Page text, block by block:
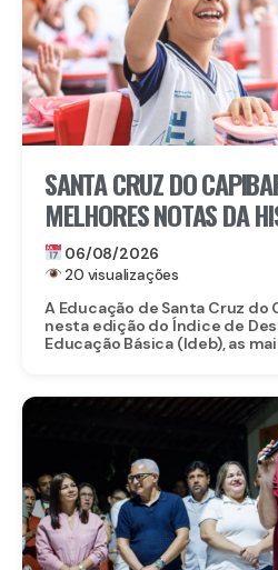
SANTA CRUZ DO
MELHORES NOTAS DA
NA REDE MUNICIPAL
06/08/2026
20 visualizações
A Educação de Santa Cruz do
nesta edição do Índice de
Educação Básica (Ideb), as